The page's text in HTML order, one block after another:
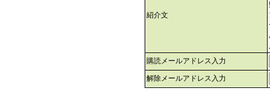
紹介文
購読メールアドレス入力
解除メールアドレス入力